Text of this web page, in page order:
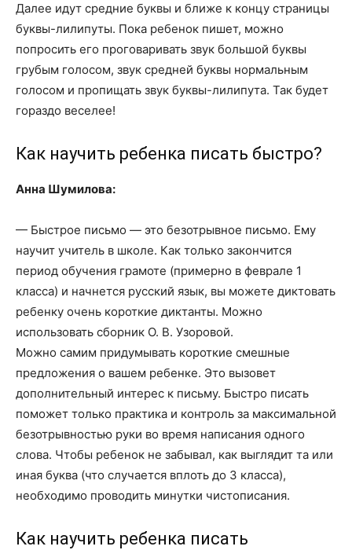
Далее идут средние буквы и ближе к концу страницы
буквы-лилипуты. Пока ребенок пишет, можно
попросить его проговаривать звук большой буквы
грубым голосом, звук средней буквы нормальным
голосом и пропищать звук буквы-лилипута. Так будет
гораздо веселее!
Как научить ребенка писать быстро?
Анна Шумилова:
— Быстрое письмо — это безотрывное письмо. Ему
научит учитель в школе. Как только закончится
период обучения грамоте (примерно в феврале 1
класса) и начнется русский язык, вы можете диктовать
ребенку очень короткие диктанты. Можно
использовать сборник О. В. Узоровой.
Можно самим придумывать короткие смешные
предложения о вашем ребенке. Это вызовет
дополнительный интерес к письму. Быстро писать
поможет только практика и контроль за максимальной
безотрывностью руки во время написания одного
слова. Чтобы ребенок не забывал, как выглядит та или
иная буква (что случается вплоть до 3 класса),
необходимо проводить минутки чистописания.
Как научить ребенка писать